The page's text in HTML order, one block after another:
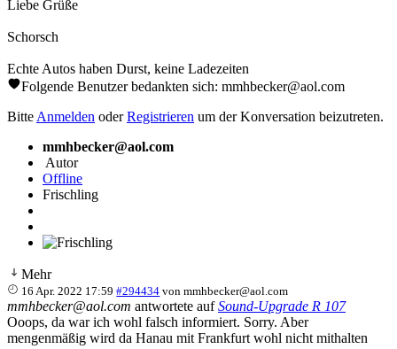
Liebe Grüße
Schorsch
Echte Autos haben Durst, keine Ladezeiten
Folgende Benutzer bedankten sich: mmhbecker@aol.com
Bitte Anmelden oderRegistrieren um der Konversation beizutreten.
mmhbecker@aol.com
Autor
Offline
Frischling
Mehr
16 Apr. 2022 17:59 #294434 vonmmhbecker@aol.com
mmhbecker@aol.com antwortete aufSound-Upgrade R 107
Ooops, da war ich wohl falsch informiert. Sorry. Aber
mengenmäßig wird da Hanau mit Frankfurt wohl nicht mithalten